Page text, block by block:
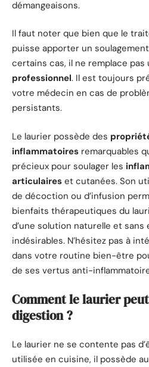
démangeaisons.
Il faut noter que bien que le
puisse apporter un
certains cas, il ne remplace pas
professionnel. Il est toujours
votre médecin en cas de
persistants.
Le laurier possède des
inflammatoires remarquables
précieux pour soulager les
articulaires et cutanées. Son
de décoction ou d’infusion
bienfaits thérapeutiques du
d’une solution naturelle et
indésirables. N’hésitez pas à
dans votre routine bien-être
de ses vertus anti-
Comment le laurier
digestion ?
Le laurier ne se contente pas
utilisée en cuisine, il possède